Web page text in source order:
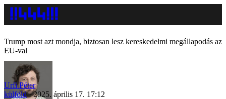
Trump most azt mondja, biztosan lesz kereskedelmi megállapodás az
EU-val
Urfi Péter
külföld
2025. április 17. 17:12